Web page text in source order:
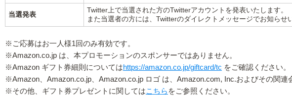
当選発表
Twitter上で当選された方のTwitterアカウントを発表いたします。
また当選者の方には、Twitterのダイレクトメッセージでお知らせ
※ご応募はお一人様1回のみ有効です。
※Amazon.co.jp は、本プロモーションのスポンサーではありません。
※Amazon ギフト券細則についてはhttps://amazon.co.jp/giftcard/tc をご確認ください。
※Amazon、Amazon.co.jp、Amazon.co.jp ロゴ は、Amazon.com, Inc.およびその関連
※その他、ギフト券プレゼントに関してはこちら をご参照ください。